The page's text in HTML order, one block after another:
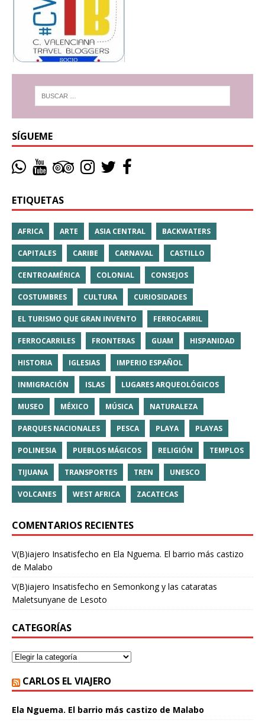
SÍGUEME
ETIQUETAS
AFRICA ARTE ASIA CENTRAL BACKWATERS
CAPITALES CARIBE CARNAVAL CASTILLO
CENTROAMÉRICA COLONIAL CONSEJOS
COSTUMBRES CULTURA CURIOSIDADES
EL TURISMO QUE GRAN INVENTO FERROCARRIL
FERROCARRILES FRONTERAS GUAM HISPANIDAD
HISTORIA IGLESIAS IMPERIO ESPAÑOL
INMIGRACIÓN ISLAS LUGARES ARQUEOLÓGICOS
MUSEO MÉXICO MÚSICA NATURALEZA
PARQUES NACIONALES PESCA PLAYA PLAYAS
POLINESIA PUEBLOS MÁGICOS RELIGIÓN TEMPLOS
TIJUANA TRANSPORTES TREN UNESCO
VOLCANES WEST AFRICA ZACATECAS
COMENTARIOS RECIENTES
V(B)iajero Insatisfecho en Ela Nguema. El barrio más castizo
de Malabo
V(B)iajero Insatisfecho en Semonkong y las cataratas
Maletsunyane de Lesoto
CATEGORÍAS
CARLOS EL VIAJERO
Ela Nguema. El barrio más castizo de Malabo